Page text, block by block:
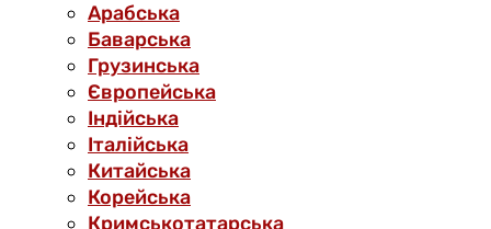
Арабська
Баварська
Грузинська
Європейська
Індійська
Італійська
Китайська
Корейська
Кримськотатарська